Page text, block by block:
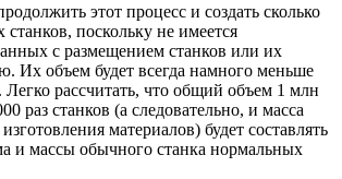
этот процесс и создать сколько
поскольку не имеется
с размещением станков или их
Их объем будет всегда намного меньше
Легко рассчитать, что общий объем 1 млн
раз станков (а следовательно, и масса
материалов) будет составлять
и массы обычного станка нормальных